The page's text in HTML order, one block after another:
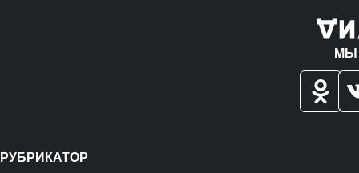
МЫ
РУБРИКАТОР